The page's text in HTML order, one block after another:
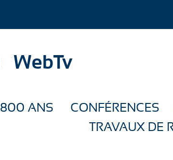
WebTv
800 ANS CONFÉRENCES
TRAVAUX DE